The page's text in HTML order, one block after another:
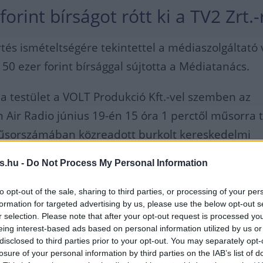
- Do Not Process My Personal Information
opt-out of the sale, sharing to third parties, or processing of your
for targeted advertising by us, please use the below opt-out
selection. Please note that after your opt-out request is processed
interest-based ads based on personal information utilized by us
to third parties prior to your opt-out. You may separately
of your personal information by third parties on the IAB’s list of
bírságot rótt ki a TV2
ismételtségére tekintettel a médiaszolgáltató
ezer forint bírsággal sújtotta a Médiatanács.
testület a VOLT Produkció Kft.-vel szemben az
Air Radio június 19-én 15 óra 1 perctől műsorra
közreadott burkolt kereskedelmi
azonosítható módon nem jelölte, tehát a
és nem kereskedelmi közlemény útján
kereskedelmi tartalommal.